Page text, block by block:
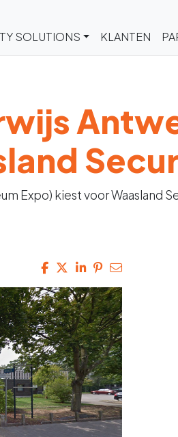
SOLUTIONS KLANTEN
Expo) kiest voor Waasland